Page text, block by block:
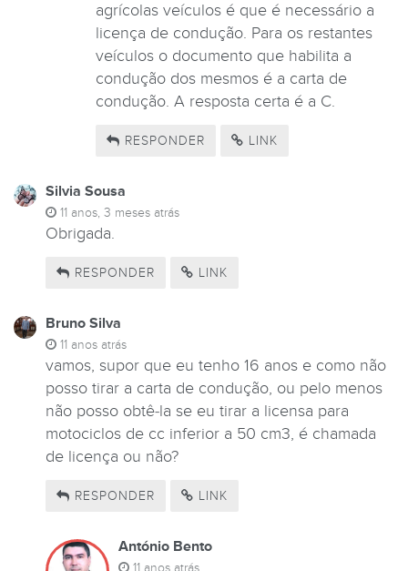
agrícolas veículos é que é necessário a
licença de condução. Para os restantes
veículos o documento que habilita a
condução dos mesmos é a carta de
condução. A resposta certa é a C.
RESPONDER LINK
Silvia Sousa
11 anos, 3 meses atrás
Obrigada.
RESPONDER LINK
Bruno Silva
11 anos atrás
vamos, supor que eu tenho 16 anos e como não
posso tirar a carta de condução, ou pelo menos
não posso obtê-la se eu tirar a licensa para
motociclos de cc inferior a 50 cm3, é chamada
de licença ou não?
RESPONDER LINK
António Bento
11 anos atrás